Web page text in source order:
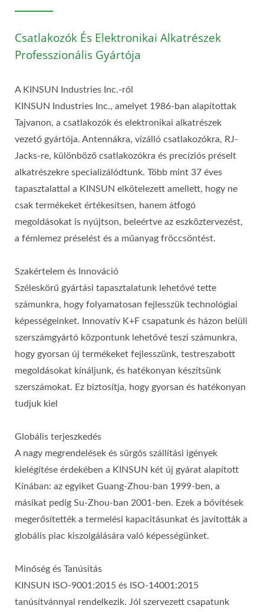
Csatlakozók És Elektronikai Alkatrészek
Professzionális Gyártója
A KINSUN Industries Inc.-ről
KINSUN Industries Inc., amelyet 1986-ban alapítottak
Tajvanon, a csatlakozók és elektronikai alkatrészek
vezető gyártója. Antennákra, vízálló csatlakozókra, RJ-
Jacks-re, különböző csatlakozókra és precíziós préselt
alkatrészekre specializálódtunk. Több mint 37 éves
tapasztalattal a KINSUN elkötelezett amellett, hogy ne
csak termékeket értékesítsen, hanem átfogó
megoldásokat is nyújtson, beleértve az eszköztervezést,
a fémlemez préselést és a műanyag fröccsöntést.
Szakértelem és Innováció
Széleskörű gyártási tapasztalatunk lehetővé tette
számunkra, hogy folyamatosan fejlesszük technológiai
képességeinket. Innovatív K+F csapatunk és házon belüli
szerszámgyártó központunk lehetővé teszi számunkra,
hogy gyorsan új termékeket fejlesszünk, testreszabott
megoldásokat kínáljunk, és hatékonyan készítsünk
szerszámokat. Ez biztosítja, hogy gyorsan és hatékonyan
tudjuk kiel
Globális terjeszkedés
A nagy megrendelések és sürgős szállítási igények
kielégítése érdekében a KINSUN két új gyárat alapított
Kínában: az egyiket Guang-Zhou-ban 1999-ben, a
másikat pedig Su-Zhou-ban 2001-ben. Ezek a bővítések
megerősítették a termelési kapacitásunkat és javították a
globális piac kiszolgálására való képességünket.
Minőség és Tanúsítás
KINSUN ISO-9001:2015 és ISO-14001:2015
tanúsítvánnyal rendelkezik. Jól szervezett csapatunk